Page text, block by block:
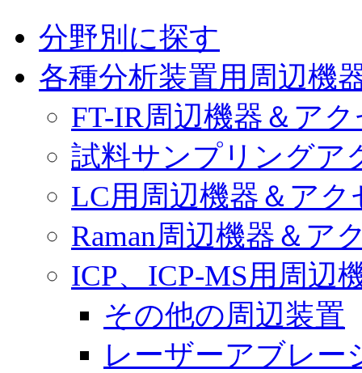
分野別に探す
各種分析装置用周辺機
FT-IR周辺機器＆ア
試料サンプリングア
LC用周辺機器＆アク
Raman周辺機器＆ア
ICP、ICP-MS用周辺
その他の周辺装置
レーザーアブレー